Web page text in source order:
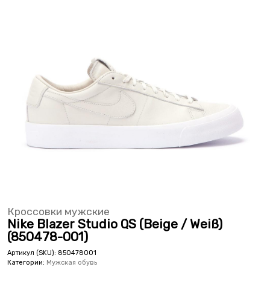
Кроссовки мужские
Nike Blazer Studio QS (Beige / Weiß)
(850478-001)
Артикул (SKU): 850478001
Категории: Мужская обувь